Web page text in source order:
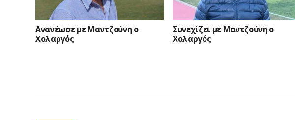
Ανανέωσε με Μαντζούνη ο
Χολαργός
Συνεχίζει με Μαντζούνη ο
Χολαργός